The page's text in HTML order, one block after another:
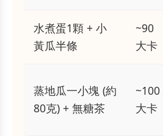
水煮蛋1顆 + 小
黃瓜半條
~90
大卡
蒸地瓜一小塊 (約
80克) + 無糖茶
~100
大卡